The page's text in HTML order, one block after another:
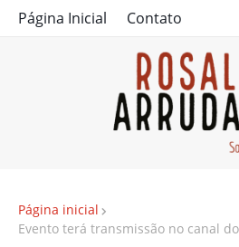
Página Inicial Contato
Página inicial
Evento terá transmissão no canal